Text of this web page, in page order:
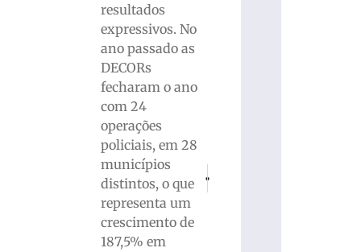
resultados
expressivos. No
ano passado as
DECORs
fecharam o ano
com 24
operações
policiais, em 28
municípios
distintos, o que
representa um
crescimento de
187,5% em
O poder do limão: Benefícios, usos e